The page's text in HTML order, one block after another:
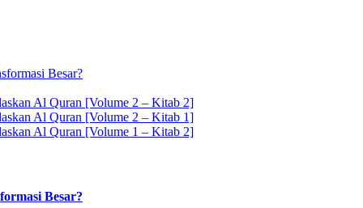
Besar?
Al Quran [Volume 2 – Kitab 2]
Al Quran [Volume 2 – Kitab 1]
Al Quran [Volume 1 – Kitab 2]
Besar?